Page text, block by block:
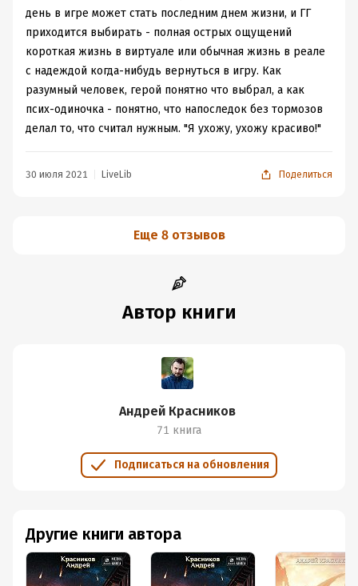
день в игре может стать последним днем жизни, и ГГ
приходится выбирать - полная острых ощущений
короткая жизнь в виртуале или обычная жизнь в реале
с надеждой когда-нибудь вернуться в игру. Как
разумный человек, герой понятно что выбрал, а как
псих-одиночка - понятно, что напоследок без тормозов
делал то, что считал нужным. "Я ухожу, ухожу красиво!"
30 июля 2021 LiveLib Поделиться
Еще 8 отзывов
Автор книги
Андрей Красников
71 книга
Подписаться на обновления
Другие книги автора